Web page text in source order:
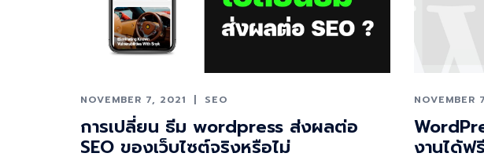
NOVEMBER 7, 2021 SEO
การเปลี่ยน ธีม wordpress ส่งผลต่อ
SEO ของเว็บไซต์จริงหรือไม่
NOVEMBER
งานได้